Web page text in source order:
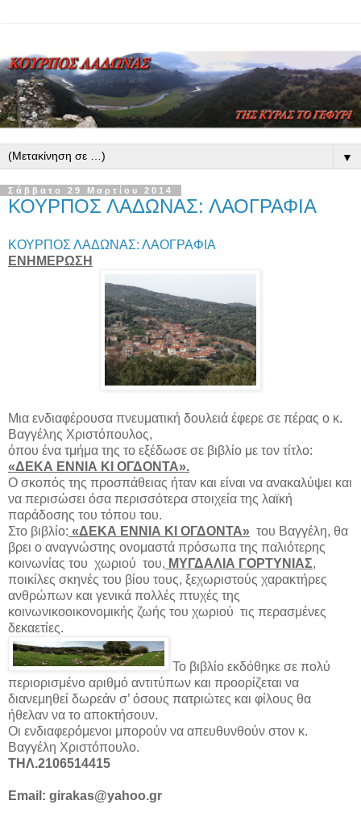
▼
Σάββατο 29 Μαρτίου 2014
ΚΟΥΡΠΟΣ ΛΑΔΩΝΑΣ: ΛΑΟΓΡΑΦΙΑ
ΚΟΥΡΠΟΣ ΛΑΔΩΝΑΣ: ΛΑΟΓΡΑΦΙΑ
ΕΝΗΜΕΡΩΣΗ
Μια ενδιαφέρουσα πνευματική δουλειά έφερε σε πέρας ο κ.
Βαγγέλης Χριστόπουλος,
όπου ένα τμήμα της το εξέδωσε σε βιβλίο με τον τίτλο:
«ΔΕΚΑ ΕΝΝΙΑ ΚΙ ΟΓΔΟΝΤΑ».
Ο σκοπός της προσπάθειας ήταν και είναι να ανακαλύψει και
να περισώσει όσα περισσότερα στοιχεία της λαϊκή
παράδοσης του τόπου του.
Στο βιβλίο: «ΔΕΚΑ ΕΝΝΙΑ ΚΙ ΟΓΔΟΝΤΑ» του Βαγγέλη, θα
βρει ο αναγνώστης ονομαστά πρόσωπα της παλιότερης
κοινωνίας του χωριού του, ΜΥΓΔΑΛΙΑ ΓΟΡΤΥΝΙΑΣ,
ποικίλες σκηνές του βίου τους, ξεχωριστούς χαρακτήρες
ανθρώπων και γενικά πολλές πτυχές της
κοινωνικοοικονομικής ζωής του χωριού τις περασμένες
δεκαετίες.
Το βιβλίο εκδόθηκε σε πολύ
περιορισμένο αριθμό αντιτύπων και προορίζεται να
διανεμηθεί δωρεάν σ’ όσους πατριώτες και φίλους θα
ήθελαν να το αποκτήσουν.
Οι ενδιαφερόμενοι μπορούν να απευθυνθούν στον κ.
Βαγγέλη Χριστόπουλο.
ΤΗΛ.2106514415
Email: girakas@yahoo.gr